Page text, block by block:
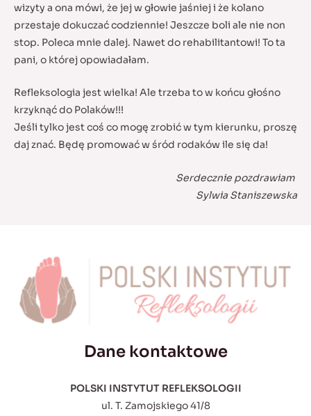
wizyty a ona mówi, że jej w głowie jaśniej i że kolano
przestaje dokuczać codziennie! Jeszcze boli ale nie non
stop. Poleca mnie dalej. Nawet do rehabilitantowi! To ta
pani, o której opowiadałam.
Refleksologia jest wielka! Ale trzeba to w końcu głośno
krzyknąć do Polaków!!!
Jeśli tylko jest coś co mogę zrobić w tym kierunku, proszę
daj znać. Będę promować w śród rodaków ile się da!
Serdecznie pozdrawiam
Sylwia Staniszewska
Dane kontaktowe
POLSKI INSTYTUT REFLEKSOLOGII
ul. T. Zamojskiego 41/8